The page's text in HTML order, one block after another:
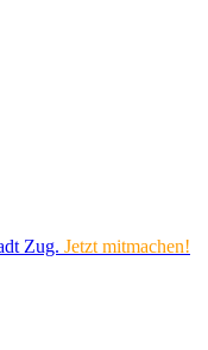
Zug. Jetzt mitmachen!